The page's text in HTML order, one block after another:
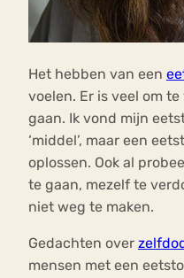
Het hebben van een
voelen. Er is veel om
gaan. Ik vond mijn
‘middel’, maar een
oplossen. Ook al
te gaan, mezelf te
niet weg te maken.
Gedachten over
mensen met een